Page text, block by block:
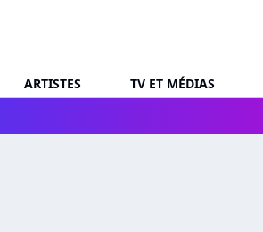
ARTISTES TV ET MÉDIAS